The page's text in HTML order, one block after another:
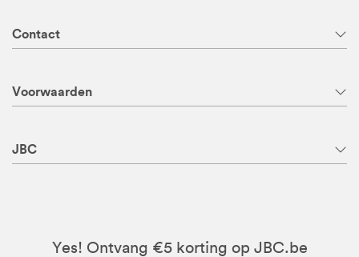
Contact
Voorwaarden
JBC
Yes! Ontvang €5 korting op JBC.be